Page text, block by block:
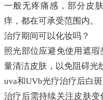
一般无疼痛感，部分皮
痒，都在可承受范围内。
治疗期间可以化妆吗？
照光部位应避免使用遮
量清洁皮肤，以免阻碍光
uva和UVb光疗治疗后白
治疗后需持续关注皮肤